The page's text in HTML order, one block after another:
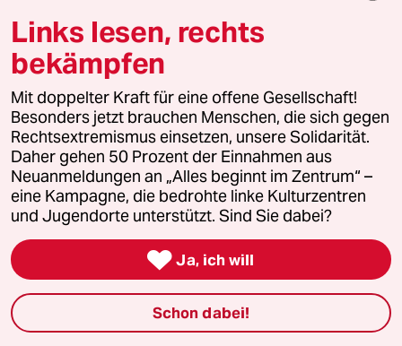
taz frisch
taz lab Infobrief
Veranstaltungen
Demnächst
Vor Ort
Links lesen, rechts
bekämpfen
Mit doppelter Kraft für eine offene Gesellschaft!
Besonders jetzt brauchen Menschen, die sich gegen
Rechtsextremismus einsetzen, unsere Solidarität.
Daher gehen 50 Prozent der Einnahmen aus
Neuanmeldungen an „Alles beginnt im Zentrum“ –
eine Kampagne, die bedrohte linke Kulturzentren
und Jugendorte unterstützt. Sind Sie dabei?
 Ja, ich will
Schon dabei!